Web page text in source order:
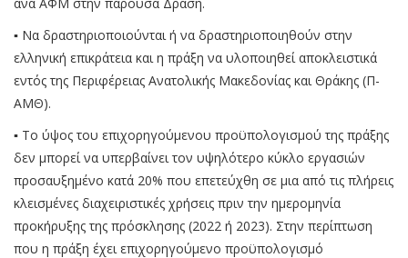
▪ Να δραστηριοποιούνται ή να δραστηριοποιηθούν στην
ελληνική επικράτεια και η πράξη να υλοποιηθεί αποκλειστικά
εντός της Περιφέρειας Ανατολικής Μακεδονίας και Θράκης (Π-
ΑΜΘ).
▪ Το ύψος του επιχορηγούμενου προϋπολογισμού της πράξης
δεν μπορεί να υπερβαίνει τον υψηλότερο κύκλο εργασιών
προσαυξημένο κατά 20% που επετεύχθη σε μια από τις πλήρεις
κλεισμένες διαχειριστικές χρήσεις πριν την ημερομηνία
προκήρυξης της πρόσκλησης (2022 ή 2023). Στην περίπτωση
που η πράξη έχει επιχορηγούμενο προϋπολογισμό